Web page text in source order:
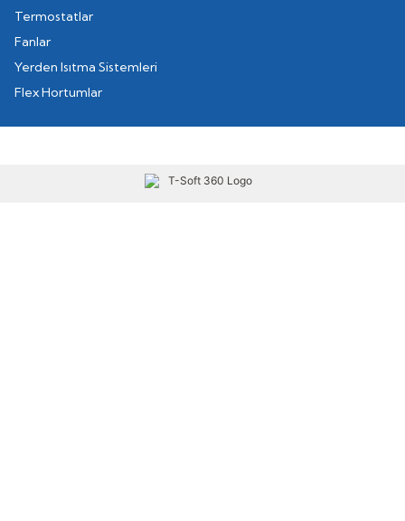
Termostatlar
Fanlar
Yerden Isıtma Sistemleri
Flex Hortumlar